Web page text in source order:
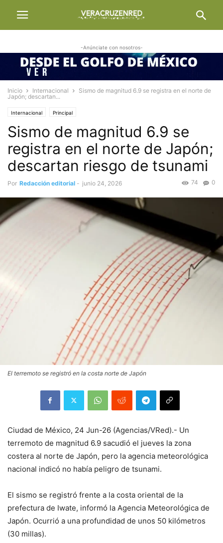
-Anúnciate con nosotros-
Inicio Internacional
Sismo de magnitud 6.9 se registra en el norte de
Japón; descartan...
Internacional Principal
Sismo de magnitud 6.9 se
registra en el norte de Japón;
descartan riesgo de tsunami
Por Redacción editorial - junio 24, 2026 0
74
El terremoto se registró en la costa norte de Japón
Ciudad de México, 24 Jun-26 (Agencias/VRed).- Un
terremoto de magnitud 6.9 sacudió el jueves la zona
costera al norte de Japón, pero la agencia meteorológica
nacional indicó no había peligro de tsunami.
El sismo se registró frente a la costa oriental de la
prefectura de Iwate, informó la Agencia Meteorológica de
Japón. Ocurrió a una profundidad de unos 50 kilómetros
(30 millas).